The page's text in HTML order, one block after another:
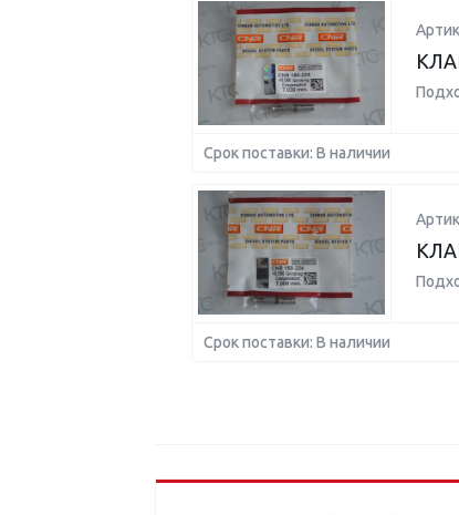
Срок поставки: В наличии
Срок поставки: В наличии